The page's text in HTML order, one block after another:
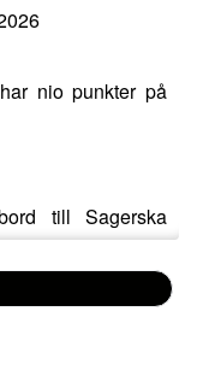
nio punkter på
till Sagerska